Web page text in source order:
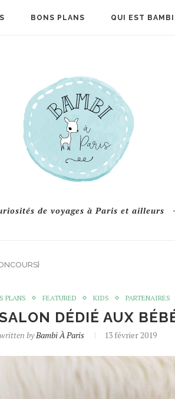
BONS PLANS QUI EST BAMBI
de voyages à Paris et ailleurs
PLANS FEATURED KIDS PARTENAIRES
DÉDIÉ AUX
written byBambi À Paris 13 février 2019